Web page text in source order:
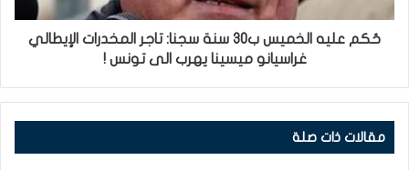
حُكم عليه الخميس ب30 سنة سجنا: تاجر المخدرات الإيطالي
غراسيانو ميسينا يهرب الى تونس !
مقالات ذات صلة